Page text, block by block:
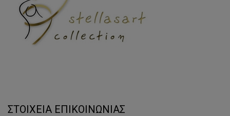
ΣΤΟΙΧΕΙΑ ΕΠΙΚΟΙΝΩΝΙΑΣ